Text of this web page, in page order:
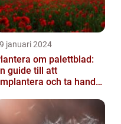
januari 2024
om palettblad:
guide till att
och ta hand